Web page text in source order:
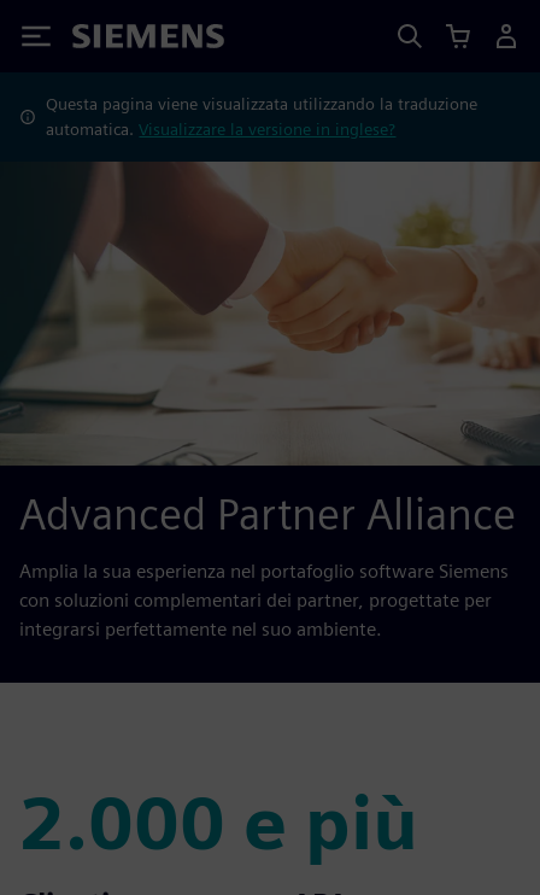
Siemens
Questa pagina viene visualizzata utilizzando la traduzione
automatica.Visualizzare la versione in inglese?
Advanced Partner Alliance
Amplia la sua esperienza nel portafoglio software Siemens
con soluzioni complementari dei partner, progettate per
integrarsi perfettamente nel suo ambiente.
2.000 e più